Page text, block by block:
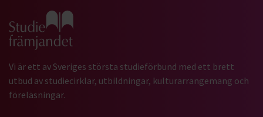
Gå till studiefrämjandets startsida
Vi är ett av Sveriges största studieförbund med ett brett
utbud av studiecirklar, utbildningar, kulturarrangemang och
föreläsningar.